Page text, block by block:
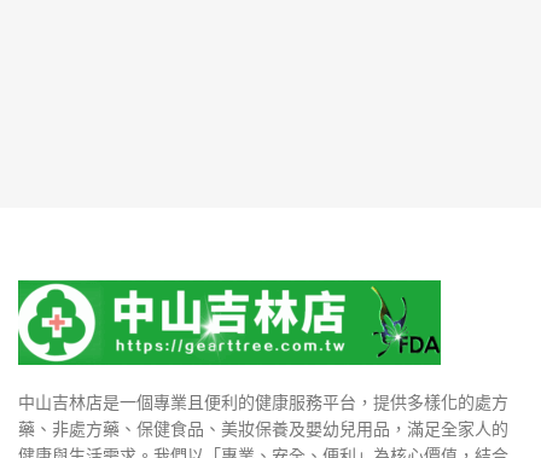
中山吉林店是一個專業且便利的健康服務平台，提供多樣化的處方
藥、非處方藥、保健食品、美妝保養及嬰幼兒用品，滿足全家人的